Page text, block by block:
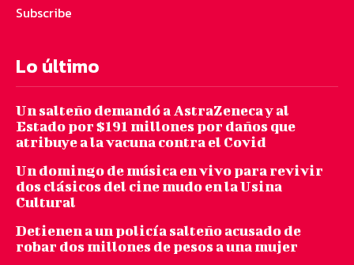
Subscribe
Lo último
Un salteño demandó a AstraZeneca y al
Estado por $191 millones por daños que
atribuye a la vacuna contra el Covid
Un domingo de música en vivo para revivir
dos clásicos del cine mudo en la Usina
Cultural
Detienen a un policía salteño acusado de
robar dos millones de pesos a una mujer